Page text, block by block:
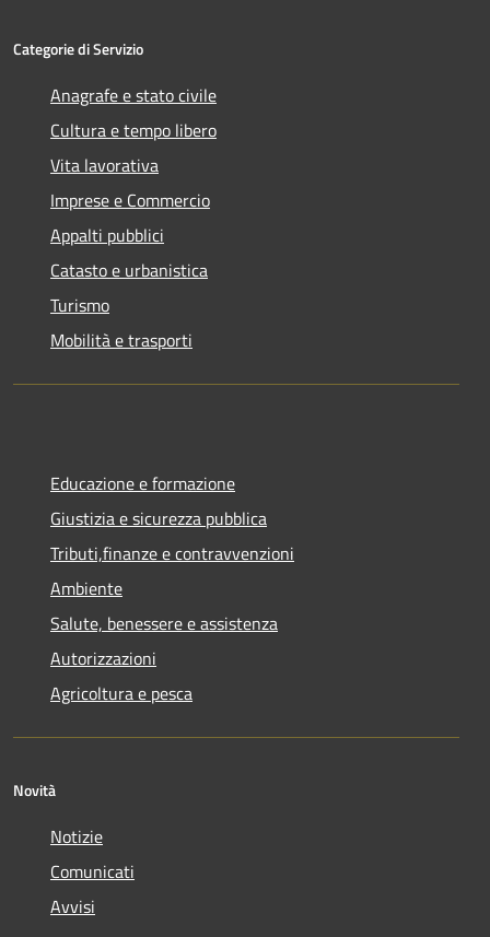
Categorie di Servizio
Anagrafe e stato civile
Cultura e tempo libero
Vita lavorativa
Imprese e Commercio
Appalti pubblici
Catasto e urbanistica
Turismo
Mobilità e trasporti
Educazione e formazione
Giustizia e sicurezza pubblica
Tributi,finanze e contravvenzioni
Ambiente
Salute, benessere e assistenza
Autorizzazioni
Agricoltura e pesca
Novità
Notizie
Comunicati
Avvisi